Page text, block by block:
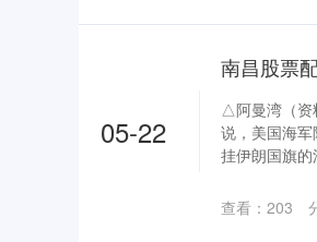
05-22
南昌股票
△阿曼湾（资
说，美国海
挂伊朗国旗
查看： 203